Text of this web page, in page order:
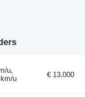
u,
u
€ 13.000